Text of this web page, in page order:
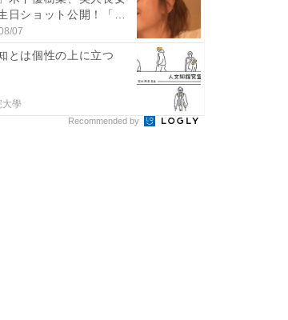
日ショット公開！「1
07
とは個性の上に立つ
大學
Recommended by